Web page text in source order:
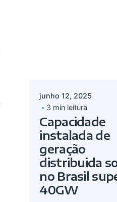
junho 12, 2025
3 min leitura
Capacidade
instalada de
geração
distribuida
no Brasil
40GW